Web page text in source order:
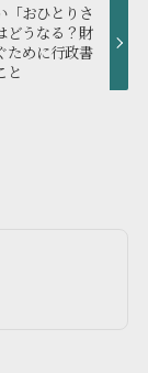
「おひとりさ
どうなる？財
ために行政書
と